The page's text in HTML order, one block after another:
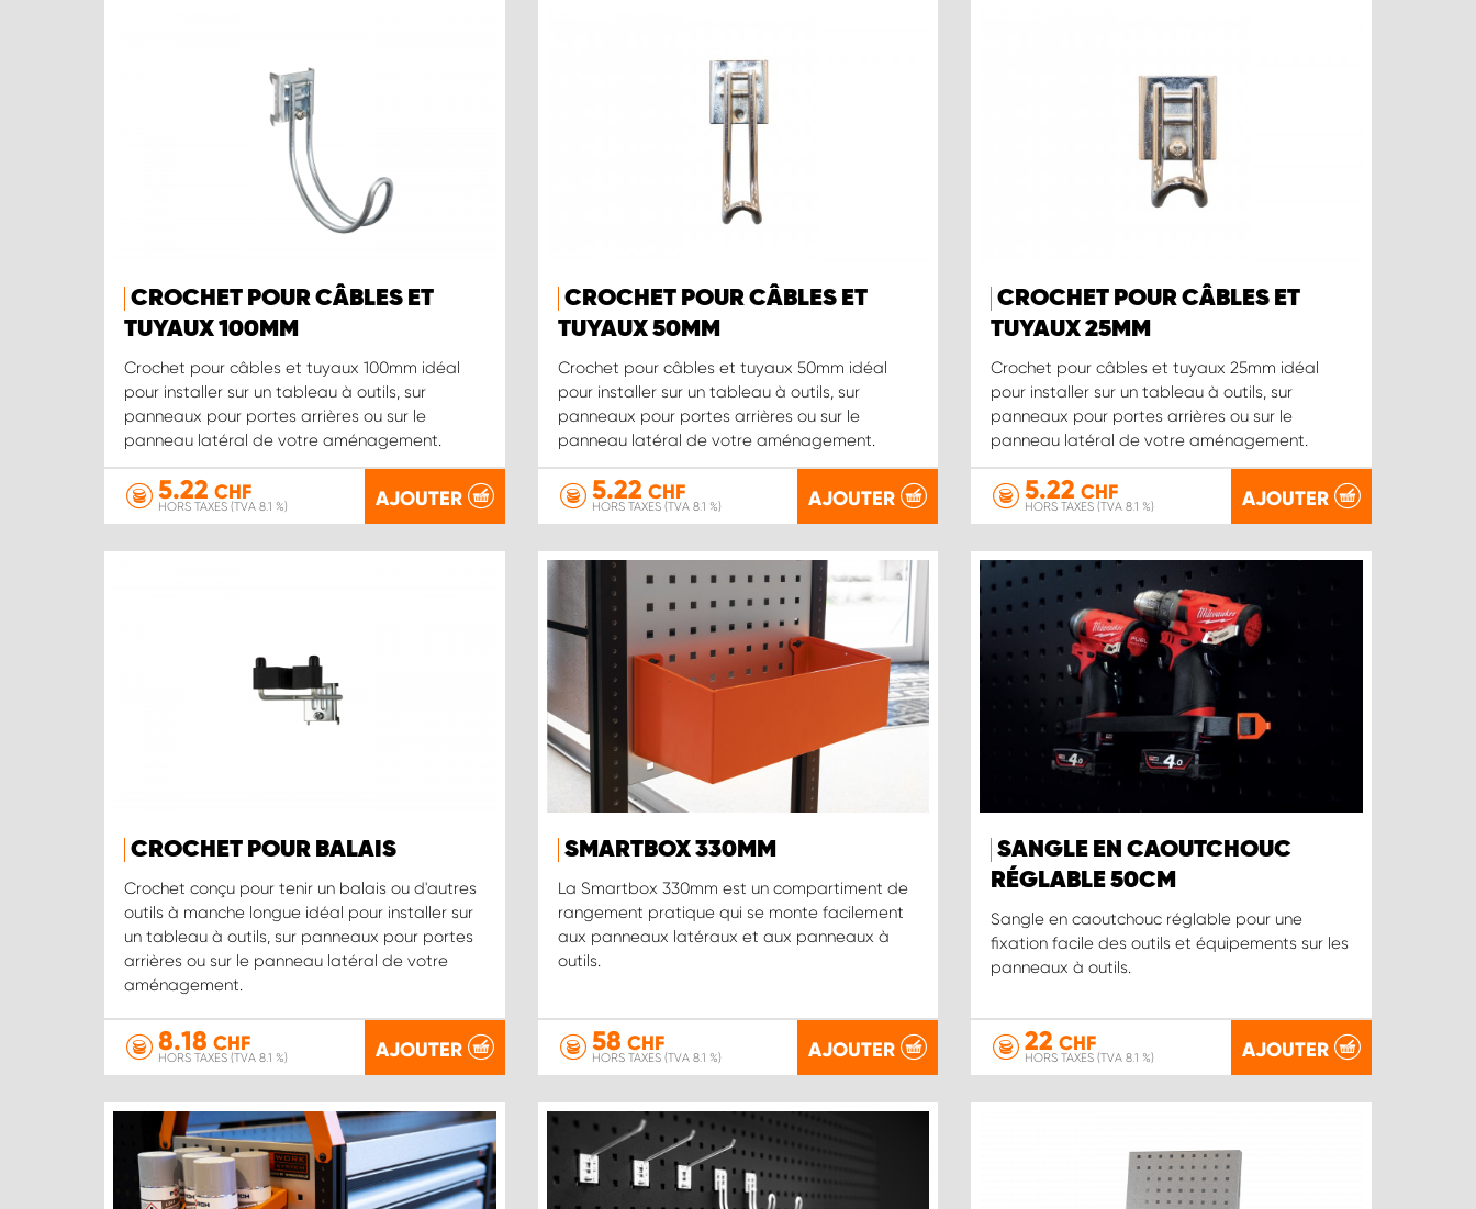
CROCHET POUR CÂBLES ET
TUYAUX 100MM
Crochet pour câbles et tuyaux 100mm idéal
pour installer sur un tableau à outils, sur
panneaux pour portes arrières ou sur le
panneau latéral de votre aménagement.
5.22 CHF
HORS TAXES (TVA 8.1 %) AJOUTER
CROCHET POUR CÂBLES ET
TUYAUX 50MM
Crochet pour câbles et tuyaux 50mm idéal
pour installer sur un tableau à outils, sur
panneaux pour portes arrières ou sur le
panneau latéral de votre aménagement.
5.22 CHF
HORS TAXES (TVA 8.1 %) AJOUTER
CROCHET POUR CÂBLES ET
TUYAUX 25MM
Crochet pour câbles et tuyaux 25mm idéal
pour installer sur un tableau à outils, sur
panneaux pour portes arrières ou sur le
panneau latéral de votre aménagement.
5.22 CHF
HORS TAXES (TVA 8.1 %) AJOUTER
CROCHET POUR BALAIS
Crochet conçu pour tenir un balais ou d'autres
outils à manche longue idéal pour installer sur
un tableau à outils, sur panneaux pour portes
arrières ou sur le panneau latéral de votre
aménagement.
8.18 CHF
HORS TAXES (TVA 8.1 %) AJOUTER
SMARTBOX 330MM
La Smartbox 330mm est un compartiment de
rangement pratique qui se monte facilement
aux panneaux latéraux et aux panneaux à
outils.
58 CHF
HORS TAXES (TVA 8.1 %) AJOUTER
SANGLE EN CAOUTCHOUC
RÉGLABLE 50CM
Sangle en caoutchouc réglable pour une
fixation facile des outils et équipements sur les
panneaux à outils.
22 CHF
HORS TAXES (TVA 8.1 %) AJOUTER